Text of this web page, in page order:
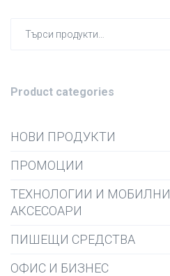
Product categories
НОВИ ПРОДУКТИ
ПРОМОЦИИ
ТЕХНОЛОГИИ И МОБИЛНИ
АКСЕСОАРИ
ПИШЕЩИ СРЕДСТВА
ОФИС И БИЗНЕС